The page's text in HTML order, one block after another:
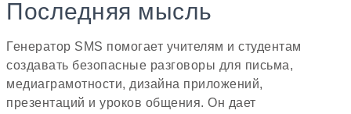
Последняя мысль
Генератор SMS помогает учителям и студентам
создавать безопасные разговоры для письма,
медиаграмотности, дизайна приложений,
презентаций и уроков общения. Он дает